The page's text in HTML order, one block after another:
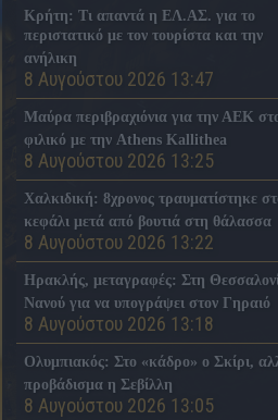
Κρήτη: Τι απαντά η ΕΛ.ΑΣ. για το
περιστατικό με τον τουρίστα και την
ανήλικη
8 Αυγούστου 2026 13:47
Μαύρα περιβραχιόνια για την ΑΕΚ
φιλικό με την Athens Kallithea
8 Αυγούστου 2026 13:25
Χαλκιδική: 8χρονος τραυματίστηκε
κεφάλι μετά από βουτιά στη θάλασσα
8 Αυγούστου 2026 13:22
Ηρακλής, μεταγραφές: Στη
Νανού για να υπογράψει στον Γηραιό
8 Αυγούστου 2026 13:18
Ολυμπιακός: Στο «κάδρο» ο Σκίρι,
προβάδισμα η Σεβίλλη
8 Αυγούστου 2026 13:05